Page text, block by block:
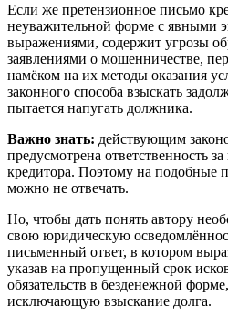
Если же претензионное письмо
неуважительной форме с явными
выражениями, содержит угрозы
заявлениями о мошенничестве,
намёком на их методы оказания
законного способа взыскать
пытается напугать должника.
Важно знать: действующим
предусмотрена ответственность
кредитора. Поэтому на подобные
можно не отвечать.
Но, чтобы дать понять автору
свою юридическую
письменный ответ, в котором
указав на пропущенный срок
обязательств в безденежной
исключающую взыскание долга.